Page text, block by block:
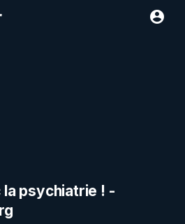
la psychiatrie ! -